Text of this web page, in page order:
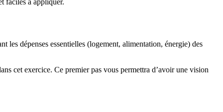
les dépenses essentielles (logement, alimentation, énergie) des
cet exercice. Ce premier pas vous permettra d’avoir une vision